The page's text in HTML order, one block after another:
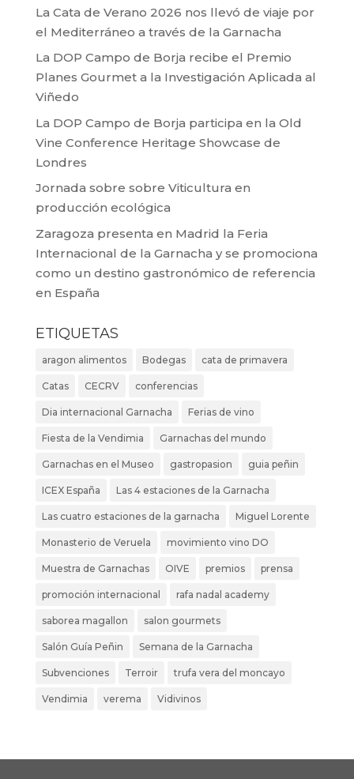
La Cata de Verano 2026 nos llevó de viaje por
el Mediterráneo a través de la Garnacha
La DOP Campo de Borja recibe el Premio
Planes Gourmet a la Investigación Aplicada al
Viñedo
La DOP Campo de Borja participa en la Old
Vine Conference Heritage Showcase de
Londres
Jornada sobre sobre Viticultura en
producción ecológica
Zaragoza presenta en Madrid la Feria
Internacional de la Garnacha y se promociona
como un destino gastronómico de referencia
en España
ETIQUETAS
aragon alimentos Bodegas cata de primavera
Catas CECRV conferencias
Dia internacional Garnacha Ferias de vino
Fiesta de la Vendimia Garnachas del mundo
Garnachas en el Museo gastropasion guia peñin
ICEX España Las 4 estaciones de la Garnacha
Las cuatro estaciones de la garnacha Miguel Lorente
Monasterio de Veruela movimiento vino DO
Muestra de Garnachas OIVE premios prensa
promoción internacional rafa nadal academy
saborea magallon salon gourmets
Salón Guía Peñin Semana de la Garnacha
Subvenciones Terroir trufa vera del moncayo
Vendimia verema Vidivinos